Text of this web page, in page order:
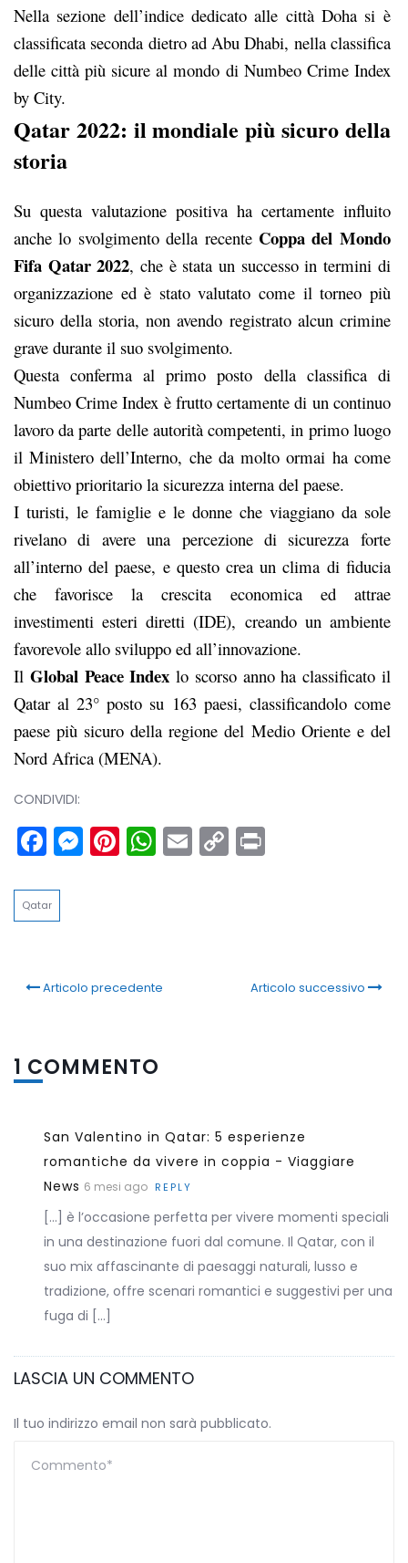
Nella sezione dell’indice dedicato alle città Doha si è
classificata seconda dietro ad Abu Dhabi, nella classifica
delle città più sicure al mondo di Numbeo Crime Index
by City.
Qatar 2022: il mondiale più sicuro della
storia
Su questa valutazione positiva ha certamente influito
anche lo svolgimento della recente Coppa del Mondo
Fifa Qatar 2022, che è stata un successo in termini di
organizzazione ed è stato valutato come il torneo più
sicuro della storia, non avendo registrato alcun crimine
grave durante il suo svolgimento.
Questa conferma al primo posto della classifica di
Numbeo Crime Index è frutto certamente di un continuo
lavoro da parte delle autorità competenti, in primo luogo
il Ministero dell’Interno, che da molto ormai ha come
obiettivo prioritario la sicurezza interna del paese.
I turisti, le famiglie e le donne che viaggiano da sole
rivelano di avere una percezione di sicurezza forte
all’interno del paese, e questo crea un clima di fiducia
che favorisce la crescita economica ed attrae
investimenti esteri diretti (IDE), creando un ambiente
favorevole allo sviluppo ed all’innovazione.
Il Global Peace Index lo scorso anno ha classificato il
Qatar al 23° posto su 163 paesi, classificandolo come
paese più sicuro della regione del Medio Oriente e del
Nord Africa (MENA).
CONDIVIDI:
Facebook
Messenger
Pinterest
WhatsApp
Email
Copy
Link
Qatar
Articolo precedente Articolo successivo
1 COMMENTO
San Valentino in Qatar: 5 esperienze
romantiche da vivere in coppia - Viaggiare
News 6 mesi ago REPLY
[…] è l’occasione perfetta per vivere momenti speciali
in una destinazione fuori dal comune. Il Qatar, con il
suo mix affascinante di paesaggi naturali, lusso e
tradizione, offre scenari romantici e suggestivi per una
fuga di […]
LASCIA UN COMMENTO
Il tuo indirizzo email non sarà pubblicato.